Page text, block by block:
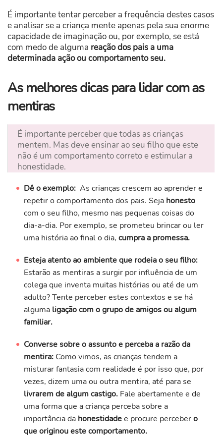
É importante tentar perceber a frequência destes casos
e analisar se a criança mente apenas pela sua enorme
capacidade de imaginação ou, por exemplo, se está
com medo de alguma reação dos pais a uma
determinada ação ou comportamento seu.
As melhores dicas para lidar com as
mentiras
É importante perceber que todas as crianças
mentem. Mas deve ensinar ao seu filho que este
não é um comportamento correto e estimular a
honestidade.
Dê o exemplo: As crianças crescem ao aprender e
repetir o comportamento dos pais. Seja honesto
com o seu filho, mesmo nas pequenas coisas do
dia-a-dia. Por exemplo, se prometeu brincar ou ler
uma história ao final o dia, cumpra a promessa.
Esteja atento ao ambiente que rodeia o seu filho:
Estarão as mentiras a surgir por influência de um
colega que inventa muitas histórias ou até de um
adulto? Tente perceber estes contextos e se há
alguma ligação com o grupo de amigos ou algum
familiar.
Converse sobre o assunto e perceba a razão da
mentira:Como vimos, as crianças tendem a
misturar fantasia com realidade é por isso que, por
vezes, dizem uma ou outra mentira, até para se
livrarem de algum castigo.Fale abertamente e de
uma forma que a criança perceba sobre a
importância dahonestidadee procure percebero
que originou este comportamento.